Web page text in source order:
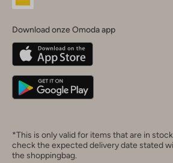
Belgique(Français)
Deutschland
Download onze Omoda app
*This is only valid for items that are in
check the expected delivery date stated
the shoppingbag.